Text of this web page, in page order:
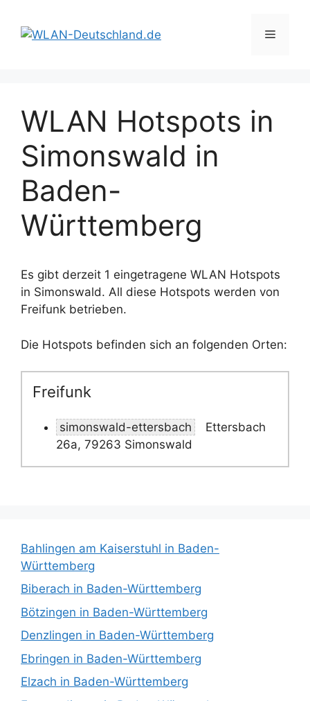
Inhalt
springen
Menü
WLAN Hotspots in
Simonswald in
Baden-
Württemberg
Es gibt derzeit 1 eingetragene WLAN Hotspots
in Simonswald. All diese Hotspots werden von
Freifunk betrieben.
Die Hotspots befinden sich an folgenden Orten:
Freifunk
simonswald-ettersbach
Ettersbach
26a, 79263 Simonswald
Bahlingen am Kaiserstuhl in Baden-
Württemberg
Biberach in Baden-Württemberg
Bötzingen in Baden-Württemberg
Denzlingen in Baden-Württemberg
Ebringen in Baden-Württemberg
Elzach in Baden-Württemberg